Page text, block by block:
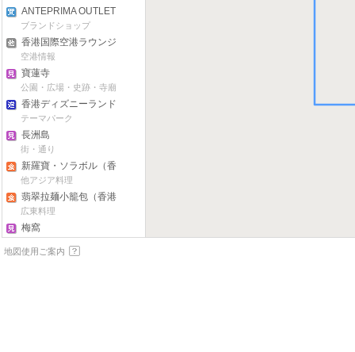
ANTEPRIMA OUTLET
ブランドショップ
香港国際空港ラウンジ
空港情報
寶蓮寺
公園・広場・史跡・寺廟
香港ディズニーランド
テーマパーク
長洲島
街・通り
新羅寶・ソラボル（香
港国際空港店）
他アジア料理
翡翠拉麺小籠包（香港
国際空港店）
広東料理
梅窩
シティゲート・アウト
地図使用ご案内